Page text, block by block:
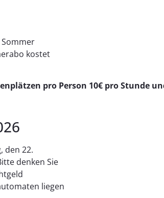
kostet
pro Person 10€ pro Stunde
den 22.
denken Sie
liegen